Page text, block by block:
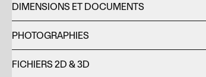
DIMENSIONS ET DOCUMENTS
PHOTOGRAPHIES
FICHIERS 2D & 3D